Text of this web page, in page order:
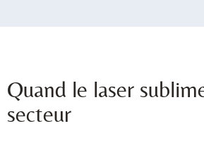
Quand le laser
secteur